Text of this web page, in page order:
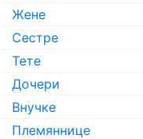
Жене
Сестре
Тете
Дочери
Внучке
Племяннице